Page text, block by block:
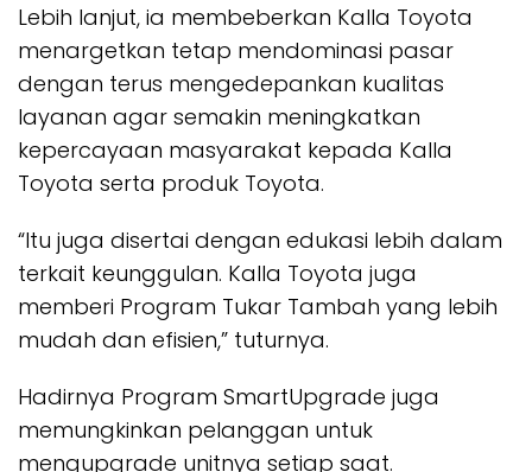
Lebih lanjut, ia membeberkan Kalla Toyota
menargetkan tetap mendominasi pasar
dengan terus mengedepankan kualitas
layanan agar semakin meningkatkan
kepercayaan masyarakat kepada Kalla
Toyota serta produk Toyota.
“Itu juga disertai dengan edukasi lebih dalam
terkait keunggulan. Kalla Toyota juga
memberi Program Tukar Tambah yang lebih
mudah dan efisien,” tuturnya.
Hadirnya Program SmartUpgrade juga
memungkinkan pelanggan untuk
mengupgrade unitnya setiap saat.